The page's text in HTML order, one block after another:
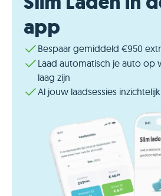
app
Bespaar gemiddeld €950
Laad automatisch je auto op
laag zijn
Al jouw laadsessies